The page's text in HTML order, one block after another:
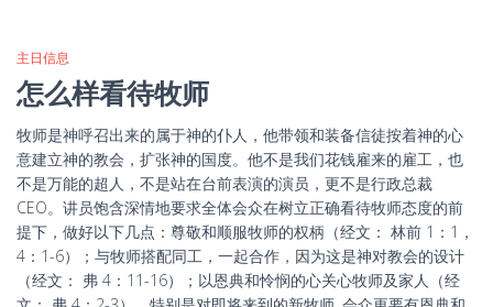
主日信息
怎么样看待牧师
牧师是神呼召出来的属于神的仆人，他带领和装备信徒按着神的心
意建立神的教会，扩张神的国度。他不是我们花钱雇来的雇工，也
不是万能的超人，不是站在台前表演的演员，更不是行政总裁
CEO。讲员饱含深情地要求全体会众在树立正确看待牧师态度的前
提下，做好以下几点：尊敬和顺服牧师的权柄（经文： 林前 1：1，
4：1-6）；与牧师搭配同工，一起合作，因为这是神对教会的设计
（经文： 弗 4：11-16）；以恩典和怜悯的心关心牧师及家人（经